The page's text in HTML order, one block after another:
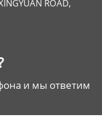
ROAD,
и мы ответим